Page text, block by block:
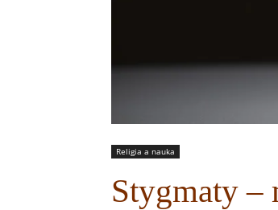
Religia a nauka
Stygmaty –